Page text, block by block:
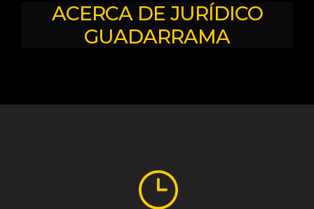
ACERCA DE JURÍDICO
GUADARRAMA